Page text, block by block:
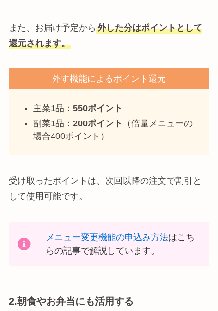
また、お届け予定から 外した分はポイントとして
還元されます。
外す機能によるポイント還元
主菜1品：550ポイント
副菜1品：200ポイント
（倍量メニューの
場合400ポイント）
受け取ったポイントは、次回以降の注文で割引と
して使用可能です。
メニュー変更機能の申込み方法はこち
らの記事で解説しています。
2.朝食やお弁当にも活用する